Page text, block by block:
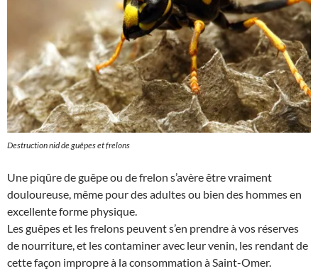
Destruction nid de guêpes et frelons
Une piqûre de guêpe ou de frelon s’avère être vraiment
douloureuse, même pour des adultes ou bien des hommes en
excellente forme physique.
Les guêpes et les frelons peuvent s’en prendre à vos réserves
de nourriture, et les contaminer avec leur venin, les rendant de
cette façon impropre à la consommation à Saint-Omer.